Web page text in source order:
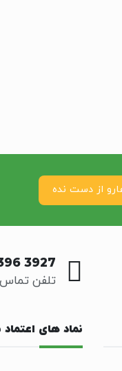
3927
تلفن تماس
نماد های اعتماد